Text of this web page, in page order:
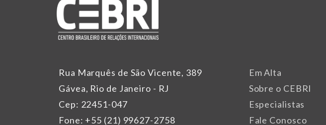
Rua Marquês de São Vicente, 389
Gávea, Rio de Janeiro - RJ
Cep: 22451-047
Fone: +55 (21) 99627-2758
Em Alta
Sobre o CEBRI
Especialistas
Fale Conosco